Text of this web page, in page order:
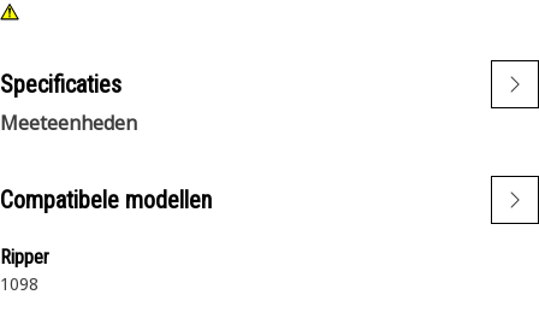
Specificaties
Meeteenheden
Compatibele modellen
Ripper
1098